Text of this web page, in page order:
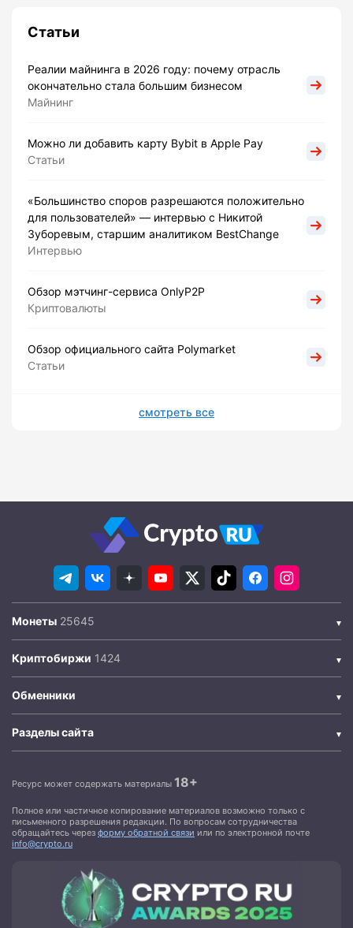
Статьи
Реалии майнинга в 2026 году: почему отрасль
окончательно стала большим бизнесом
Майнинг
Можно ли добавить карту Bybit в Apple Pay
Статьи
«Большинство споров разрешаются положительно
для пользователей» — интервью с Никитой
Зуборевым, старшим аналитиком BestChange
Интервью
Обзор мэтчинг-сервиса OnlyP2P
Криптовалюты
Обзор официального сайта Polymarket
Статьи
смотреть все
Монеты
Криптобиржи
Обменники
Разделы сайта
Ресурс может содержать материалы 18+
Полное или частичное копирование материалов возможно только с
письменного разрешения редакции. По вопросам сотрудничества
обращайтесь через форму обратной связи или по электронной почте
info@crypto.ru